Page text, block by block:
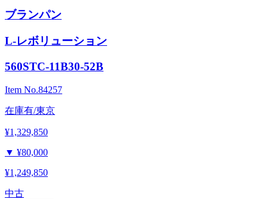
ブランパン
L-レボリューション
560STC-11B30-52B
Item No.84257
在庫有/東京
¥1,329,850
▼ ¥80,000
¥1,249,850
中古